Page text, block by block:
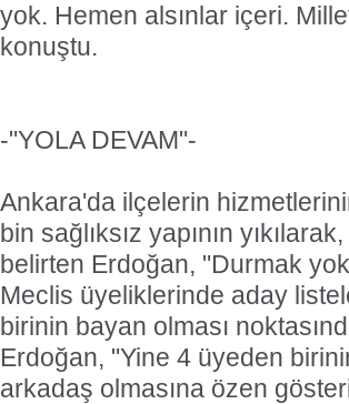
yok. Hemen alsınlar içeri.
konuştu.
-"YOLA DEVAM"-
Ankara'da ilçelerin
bin sağlıksız yapının
belirten Erdoğan, "Durmak
Meclis üyeliklerinde aday
birinin bayan olması
Erdoğan, "Yine 4 üyeden
arkadaş olmasına özen